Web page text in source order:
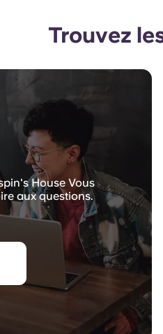
Trouvez
House Vous
aux questions.